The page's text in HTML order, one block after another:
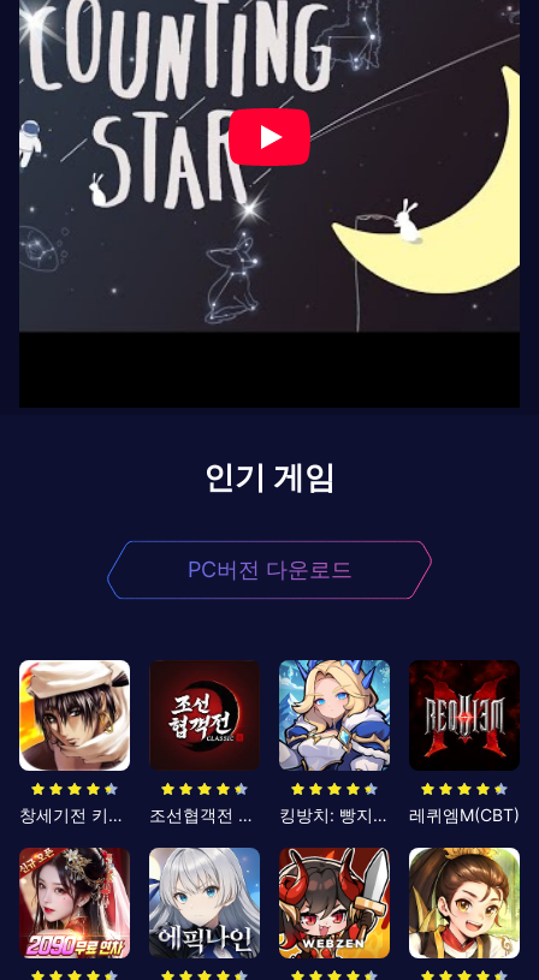
인기 게임
PC버전 다운로드
창세기전 키우기 조선협객전 클래식 킹방치: 빵지의 제왕 레퀴엠M(CBT)